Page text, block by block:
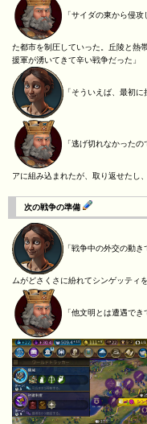
「サイダの東から侵
た都市を制圧していった。丘陵と熱
援軍が湧いてきて辛い戦争だった」
「そういえば、最初
「逃げ切れなかった
アに組み込まれたが、取り返せたし
次の戦争の準備
「戦争中の外交の動
ムがどさくさに紛れてシンゲッティ
「他文明とは遭遇で